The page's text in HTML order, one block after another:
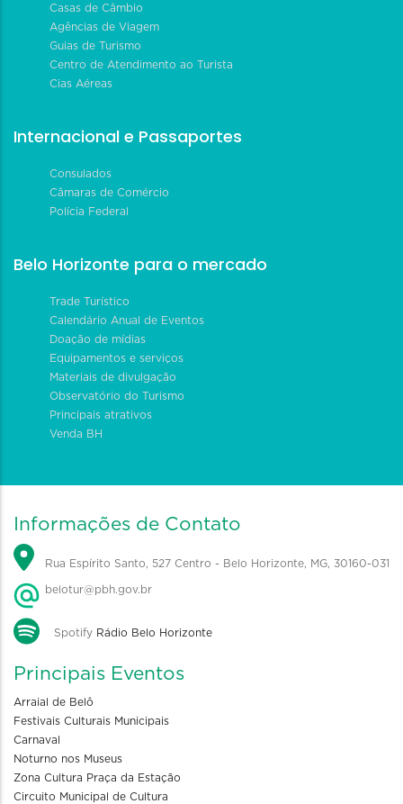
Casas de Câmbio
Agências de Viagem
Guias de Turismo
Centro de Atendimento ao Turista
Cias Aéreas
Internacional e Passaportes
Consulados
Câmaras de Comércio
Polícia Federal
Belo Horizonte para o mercado
Trade Turístico
Calendário Anual de Eventos
Doação de mídias
Equipamentos e serviços
Materiais de divulgação
Observatório do Turismo
Principais atrativos
Venda BH
Informações de Contato
Rua Espírito Santo, 527 Centro - Belo Horizonte, MG, 30160-031
belotur@pbh.gov.br
Spotify Rádio Belo Horizonte
Principais Eventos
Arraial de Belô
Festivais Culturais Municipais
Carnaval
Noturno nos Museus
Zona Cultura Praça da Estação
Circuito Municipal de Cultura